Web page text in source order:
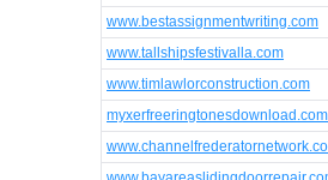
www.bestassignmentwriting.com
www.tallshipsfestivalla.com
www.timlawlorconstruction.com
myxerfreeringtonesdownload.com